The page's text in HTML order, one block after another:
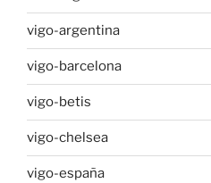
vigo-argentina
vigo-barcelona
vigo-betis
vigo-chelsea
vigo-españa